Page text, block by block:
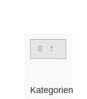
Suche
Kategorien